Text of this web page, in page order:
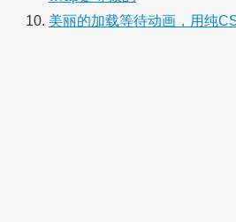
美丽的加载等待动画，用纯